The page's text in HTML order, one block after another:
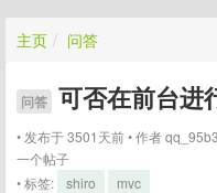
主页 / 问答
问答 可否在前台进
发布于 3501天前 作者
一个帖子
标签:
shiro mvc